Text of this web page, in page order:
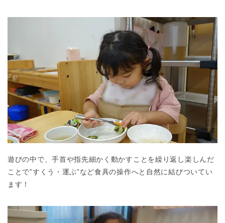
遊びの中で、手首や指先細かく動かすことを繰り返し楽しんだ
ことで”すくう・運ぶ”など食具の操作へと自然に結びついてい
ます！